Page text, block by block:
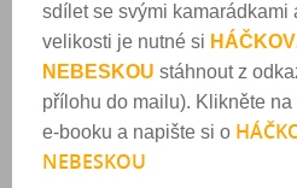
sdílet se svými kamarádkami
velikosti je nutné si
NEBESKOU stáhnout z
přílohu do mailu). Klikněte
e-booku a napište si o
NEBESKOU